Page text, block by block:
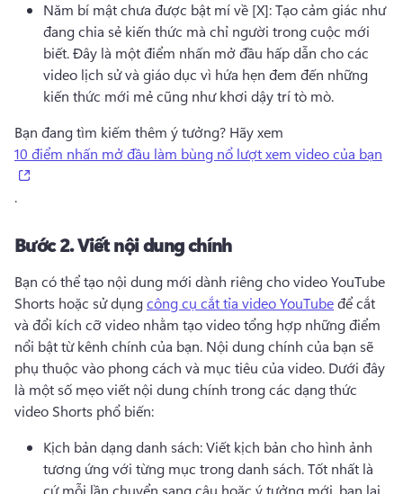
Năm bí mật chưa được bật mí về [X]: Tạo cảm giác như
đang chia sẻ kiến thức mà chỉ người trong cuộc mới
biết. Đây là một điểm nhấn mở đầu hấp dẫn cho các
video lịch sử và giáo dục vì hứa hẹn đem đến những
kiến thức mới mẻ cũng như khơi dậy trí tò mò.
Bạn đang tìm kiếm thêm ý tưởng? Hãy xem
10 điểm nhấn mở đầu làm bùng nổ lượt xem video của bạn
.
Bước 2.Viết nội dung chính
Bạn có thể tạo nội dung mới dành riêng cho video YouTube
Shorts hoặc sử dụng công cụ cắt tỉa video YouTube để cắt
và đổi kích cỡ video nhằm tạo video tổng hợp những điểm
nổi bật từ kênh chính của bạn. Nội dung chính của bạn sẽ
phụ thuộc vào phong cách và mục tiêu của video. Dưới đây
là một số mẹo viết nội dung chính trong các dạng thức
video Shorts phổ biến:
Kịch bản dạng danh sách: Viết kịch bản cho hình ảnh
tương ứng với từng mục trong danh sách. Tốt nhất là
cứ mỗi lần chuyển sang câu hoặc ý tưởng mới, bạn lại